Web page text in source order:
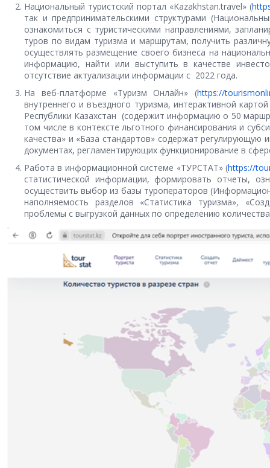
Национальный туристский портал «Kazakhstan.travel» (
так и предпринимательскими структурами
ознакомиться с туристическими направлениями,
туров по видам туризма и маршрутам, получить
осуществлять размещение своего бизнеса на
информацию, найти или выступить в качестве
отсутствие актуализации информации с 2022 года.
На веб-платформе «Туризм Онлайн» (https://
внутреннего и въездного туризма, интерактивной
Республики Казахстан (содержит информацию о 50
том числе в контексте льготного финансирования и
качества» и «База стандартов» содержат
документах, регламентирующих функционирование в
Работа в информационной системе «ТУРСТАТ» (https://
статистической информации, формировать отчеты,
осуществить выбор из базы туроператоров
наполняемость разделов «Статистика туризма»,
проблемы с выгрузкой данных по определению